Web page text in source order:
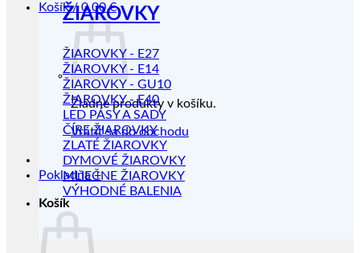
Košík /0.00€
Žiadne produkty v košíku.
Vrátiť sa do obchodu
Pokladňa +
Košík
ŽIAROVKY
ŽIAROVKY - E27
ŽIAROVKY - E14
ŽIAROVKY - GU10
ŽIAROVKY - E40
LED PÁSY A SADY
ČÍRE ŽIAROVKY
ZLATÉ ŽIAROVKY
DYMOVÉ ŽIAROVKY
MLIEČNE ŽIAROVKY
VÝHODNÉ BALENIA